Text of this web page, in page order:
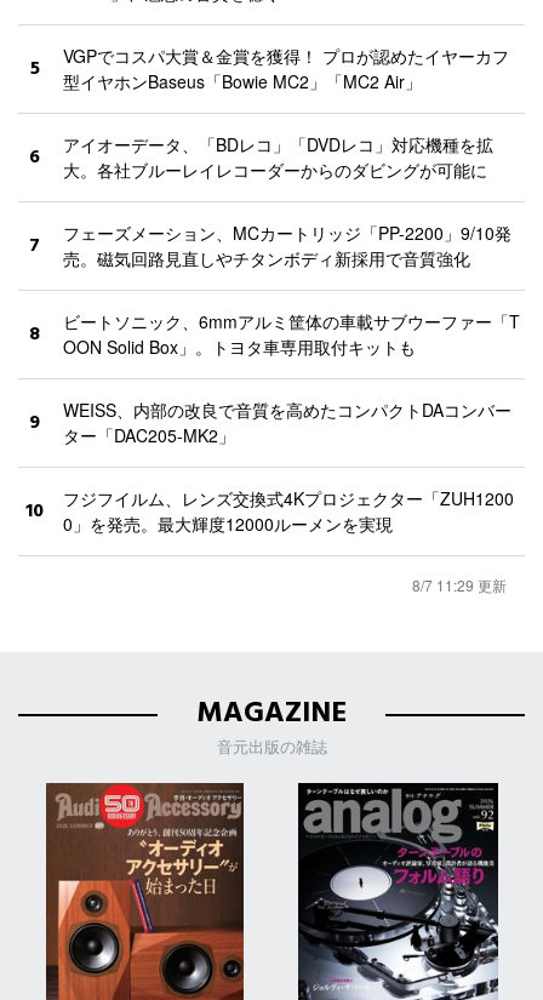
5
VGPでコスパ大賞＆金賞を獲得！ プロが認めたイヤーカフ
型イヤホンBaseus「Bowie MC2」「MC2 Air」
6
アイオーデータ、「BDレコ」「DVDレコ」対応機種を拡
大。各社ブルーレイレコーダーからのダビングが可能に
7
フェーズメーション、MCカートリッジ「PP-2200」9/10発
売。磁気回路見直しやチタンボディ新採用で音質強化
8
ビートソニック、6mmアルミ筐体の車載サブウーファー「T
OON Solid Box」。トヨタ車専用取付キットも
9
WEISS、内部の改良で音質を高めたコンパクトDAコンバー
ター「DAC205-MK2」
10
フジフイルム、レンズ交換式4Kプロジェクター「ZUH1200
0」を発売。最大輝度12000ルーメンを実現
8/7 11:29 更新
MAGAZINE
音元出版の雑誌